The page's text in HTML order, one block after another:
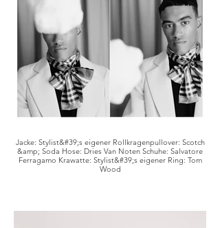
Jacke: Stylist&#39;s eigener Rollkragenpullover: Scotch
&amp; Soda Hose: Dries Van Noten Schuhe: Salvatore
Ferragamo Krawatte: Stylist&#39;s eigener Ring: Tom
Wood